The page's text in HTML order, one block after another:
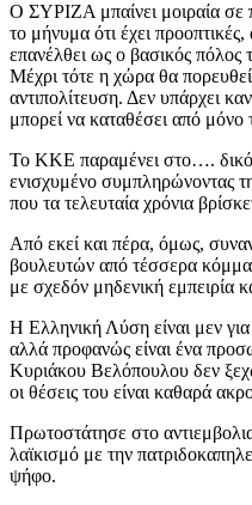
Ο ΣΥΡΙΖΑ μπαίνει μοιραία
το μήνυμα ότι έχει
επανέλθει ως ο βασικός πόλος
Μέχρι τότε η χώρα θα
αντιπολίτευση. Δεν υπάρχει
μπορεί να καταθέσει από
Το ΚΚΕ παραμένει στο…. δικό
ενισχυμένο συμπληρώνοντας
που τα τελευταία χρόνια
Από εκεί και πέρα, όμως,
βουλευτών από τέσσερα
με σχεδόν μηδενική εμπειρία
Η Ελληνική Λύση είναι μεν
αλλά προφανώς είναι ένα
Κυριάκου Βελόπουλου δεν
οι θέσεις του είναι καθαρά
Πρωτοστάτησε στο
λαϊκισμό με την
ψήφο.